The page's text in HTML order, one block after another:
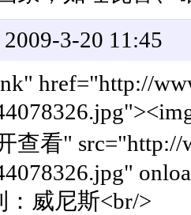
3-20 11:45
href="http://
查看" src="http://
威尼斯<br/>